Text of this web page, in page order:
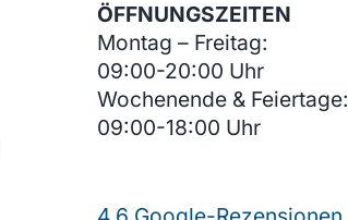
ÖFFNUNGSZEITEN
Montag – Freitag:
09:00-20:00 Uhr
Wochenende & Feiertage:
09:00-18:00 Uhr